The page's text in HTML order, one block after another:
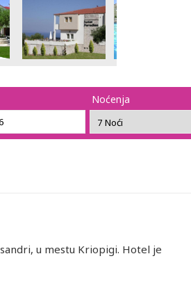
Noćenja
u mestu Kriopigi. Hotel je